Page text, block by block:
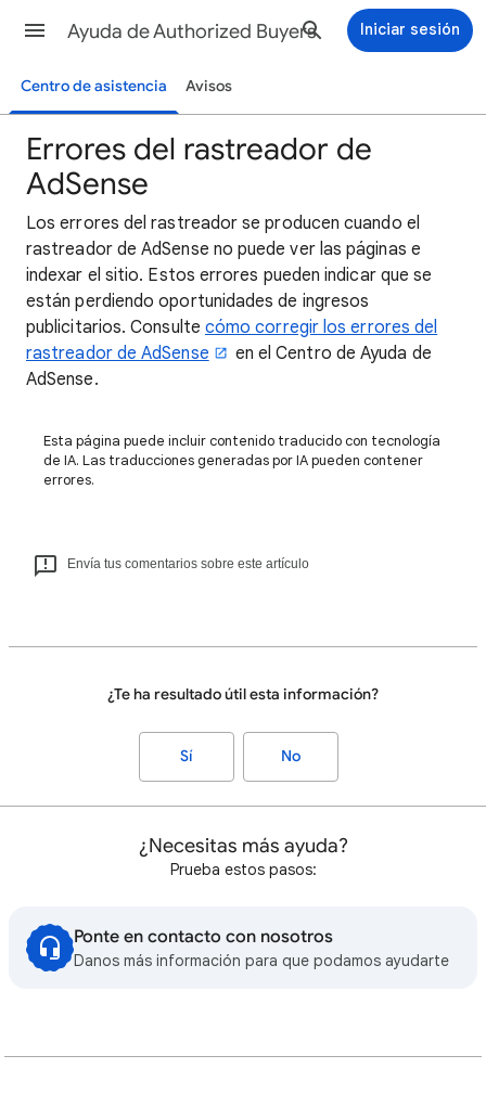
Ayuda de Authorized Buyers Iniciar sesión
Centro de asistencia Avisos
Errores del rastreador de
AdSense
Los errores del rastreador se producen cuando el
rastreador de AdSense no puede ver las páginas e
indexar el sitio. Estos errores pueden indicar que se
están perdiendo oportunidades de ingresos
publicitarios. Consulte cómo corregir los errores del
rastreador de AdSense
en el Centro de Ayuda de
AdSense.
Esta página puede incluir contenido traducido con tecnología
de IA. Las traducciones generadas por IA pueden contener
errores.
Envía tus comentarios sobre este artículo
¿Te ha resultado útil esta información?
Sí No
¿Necesitas más ayuda?
Prueba estos pasos:
Ponte en contacto con nosotros
Danos más información para que podamos ayudarte